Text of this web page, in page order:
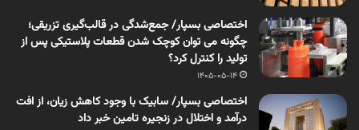
اختصاصی بسپار/ جمع‌شدگی در قالب‌گیری تزریقی؛
چگونه می توان کوچک شدن قطعات پلاستیکی پس از
تولید را کنترل کرد؟
1405-05-14
اختصاصی بسپار/ سابیک با وجود کاهش زیان، از افت
درآمد و اختلال در زنجیره تامین خبر داد